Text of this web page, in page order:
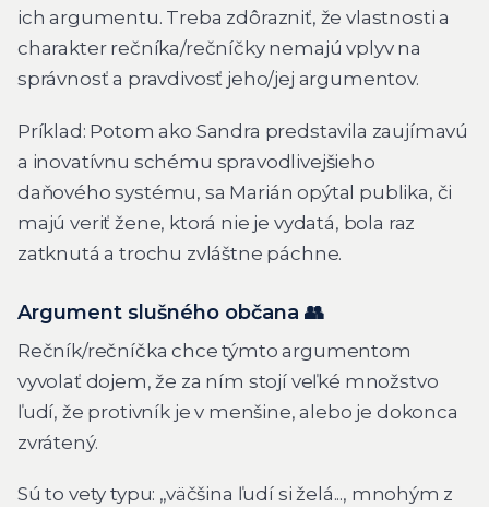
ich argumentu. Treba zdôrazniť, že vlastnosti a
charakter rečníka/rečníčky nemajú vplyv na
správnosť a pravdivosť jeho/jej argumentov.
Príklad: Potom ako Sandra predstavila zaujímavú
a inovatívnu schému spravodlivejšieho
daňového systému, sa Marián opýtal publika, či
majú veriť žene, ktorá nie je vydatá, bola raz
zatknutá a trochu zvláštne páchne.
Argument slušného občana 👥
Rečník/rečníčka chce týmto argumentom
vyvolať dojem, že za ním stojí veľké množstvo
ľudí, že protivník je v menšine, alebo je dokonca
zvrátený.
Sú to vety typu: „väčšina ľudí si želá..., mnohým z